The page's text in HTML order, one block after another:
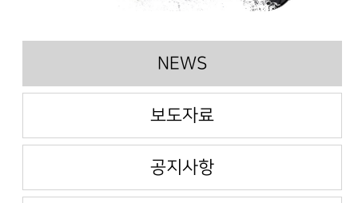
NEWS
보도자료
공지사항